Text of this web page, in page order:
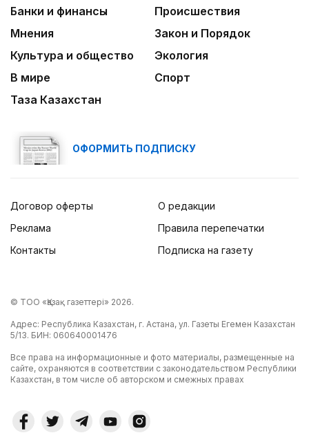
Банки и финансы
Происшествия
Мнения
Закон и Порядок
Культура и общество
Экология
В мире
Спорт
Таза Казахстан
ОФОРМИТЬ ПОДПИСКУ
Договор оферты
Реклама
Контакты
О редакции
Правила перепечатки
Подписка на газету
© ТОО «Қазақ газеттері» 2026.
Адрес: Республика Казахстан, г. Астана, ул. Газеты Егемен Казахстан
5/13. БИН: 060640001476
Все права на информационные и фото материалы, размещенные на
сайте, охраняются в соответствии с законодательством Республики
Казахстан, в том числе об авторском и смежных правах